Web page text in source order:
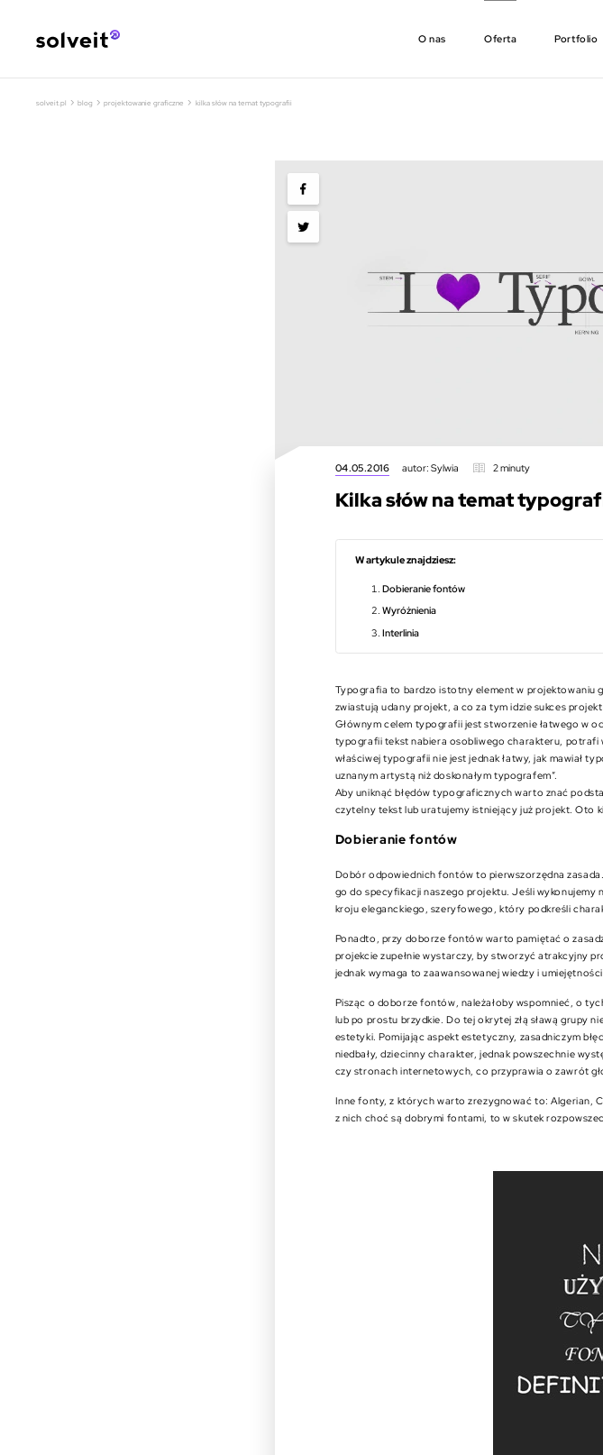
O nas Oferta Portfolio
solveit.pl › blog › projektowanie graficzne › kilka słów na temat typografii
04.05.2016 autor: Sylwia 2 minuty
Kilka słów na temat
W artykule znajdziesz:
Dobieranie fontów
Wyróżnienia
Interlinia
Typografia to bardzo istotny element w
zwiastują udany projekt, a co za tym idzie sukces
Głównym celem typografii jest stworzenie łatwego w
typografii tekst nabiera osobliwego charakteru,
właściwej typografii nie jest jednak łatwy, jak mawiał
uznanym artystą niż doskonałym typografem”.
Aby uniknąć błędów typograficznych warto znać
czytelny tekst lub uratujemy istniejący już projekt. Oto
Dobieranie fontów
Dobór odpowiednich fontów to pierwszorzędna
go do specyfikacji naszego projektu. Jeśli wykonujemy
kroju eleganckiego, szeryfowego, który podkreśli
Ponadto, przy doborze fontów warto pamiętać o
projekcie zupełnie wystarczy, by stworzyć atrakcyjny
jednak wymaga to zaawansowanej wiedzy i
Pisząc o doborze fontów, należałoby wspomnieć, o
lub po prostu brzydkie. Do tej okrytej złą sławą grupy
estetyki. Pomijając aspekt estetyczny, zasadniczym
niedbały, dziecinny charakter, jednak powszechnie
czy stronach internetowych, co przyprawia o zawrót
Inne fonty, z których warto zrezygnować to: Algerian,
z nich choć są dobrymi fontami, to w skutek